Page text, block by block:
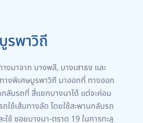
รพาวิถี
งมาจาก บางพลี, บางเสาธง และ
ทางพิเศษบูรพาวิถี มาออกที่ ทางออก
กลับรถที่ สี่แยกบางนาได้ แต่จะค่อน
ใช้เส้นทางลัด โดยใช้สะพานกลับรถ
ใช้ ซอยบางนา-ตราด 19 ในการทะลุ